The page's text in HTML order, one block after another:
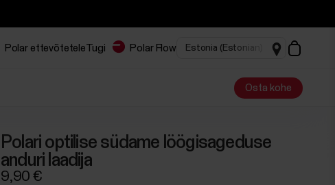
Polar ettevõteteleTugi Polar Flow
Osta kohe
Polari optilise südame löögisageduse
anduri laadija
9,90 €